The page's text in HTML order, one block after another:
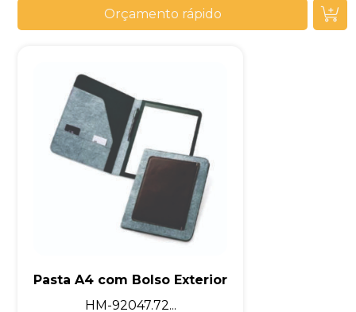
Orçamento rápido
Pasta A4 com Bolso Exterior
HM-92047.72...